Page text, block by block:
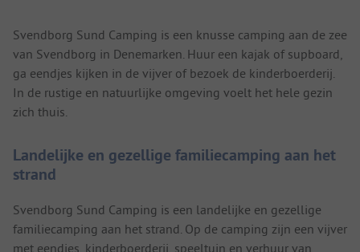
Svendborg Sund Camping is een knusse camping aan de zee
van Svendborg in Denemarken. Huur een kajak of supboard,
ga eendjes kijken in de vijver of bezoek de kinderboerderij.
In de rustige en natuurlijke omgeving voelt het hele gezin
zich thuis.
Landelijke en gezellige familiecamping aan het
strand
Svendborg Sund Camping is een landelijke en gezellige
familiecamping aan het strand. Op de camping zijn een vijver
met eendjes, kinderboerderij, speeltuin en verhuur van